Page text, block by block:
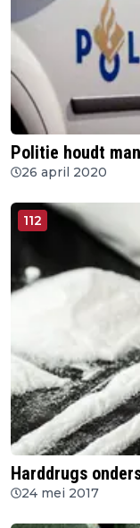
Politie houdt
26 april 2020
112
Harddrugs
24 mei 2017